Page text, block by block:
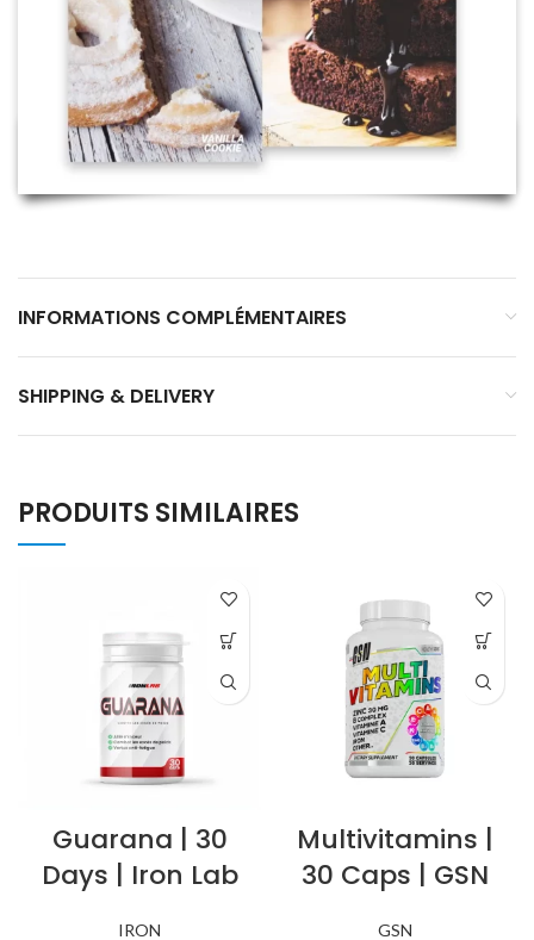
INFORMATIONS COMPLÉMENTAIRES
SHIPPING & DELIVERY
PRODUITS SIMILAIRES
Guarana | 30
Days | Iron Lab
IRON
Multivitamins |
30 Caps | GSN
GSN